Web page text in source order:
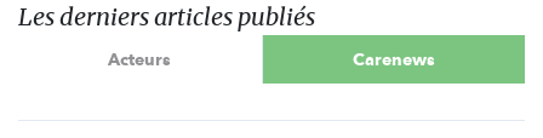
Les derniers articles publiés
Acteurs Carenews